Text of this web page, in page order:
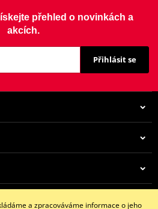
přehled o novinkách a
akcích.
Přihlásit se
a zpracováváme informace o jeho